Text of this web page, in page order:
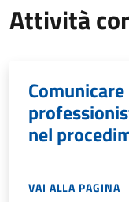
Attività
nel
VAI ALLA PAGINA